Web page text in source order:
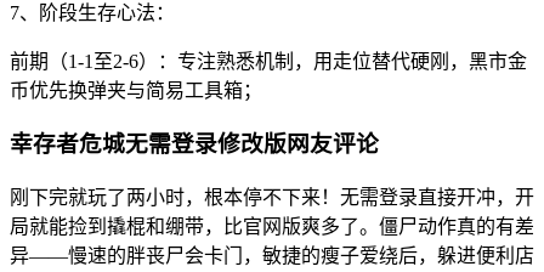
7、阶段生存心法：
前期（1-1至2-6）：专注熟悉机制，用走位替代硬刚，黑市金
币优先换弹夹与简易工具箱；
幸存者危城无需登录修改版网友评论
刚下完就玩了两小时，根本停不下来！无需登录直接开冲，开
局就能捡到撬棍和绷带，比官网版爽多了。僵尸动作真的有差
异——慢速的胖丧尸会卡门，敏捷的瘦子爱绕后，躲进便利店